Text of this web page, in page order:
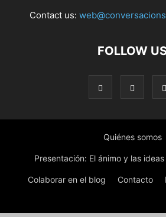
Contact us:
FOLLOW
Quiénes somos
Presentación: El ánimo y las
Colaborar en el blog Contacto